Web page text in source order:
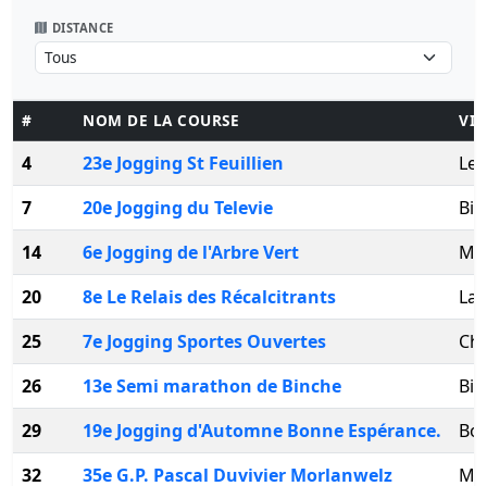
DISTANCE
# NOM DE LA COURSE
4 23e Jogging St Feuillien
Le
7
20e Jogging du Televie
14
6e Jogging de l'Arbre Vert
20
8e Le Relais des Récalcitrants
La
25
7e Jogging Sportes Ouvertes
26
13e Semi marathon de Binche
29
19e Jogging d'Automne Bonne Espérance.
32
35e G.P. Pascal Duvivier Morlanwelz